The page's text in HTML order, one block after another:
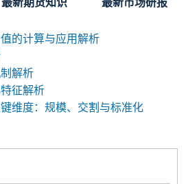
最新期货知识 最新市场研报
的计算与应用解析
解析
征解析
维度：规模、交割与标准化